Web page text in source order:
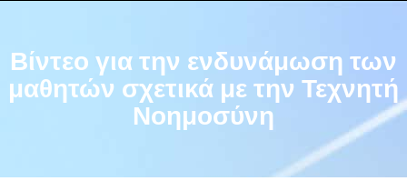
Βίντεο για την ενδυνάμωση των
μαθητών σχετικά με την Τεχνητή
Νοημοσύνη